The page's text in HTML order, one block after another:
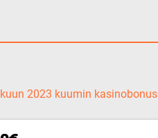
2023 kuumin kasinobonus